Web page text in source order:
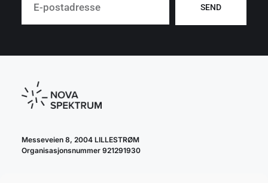
SEND
Messeveien 8, 2004 LILLESTRØM
Organisasjonsnummer 921291930